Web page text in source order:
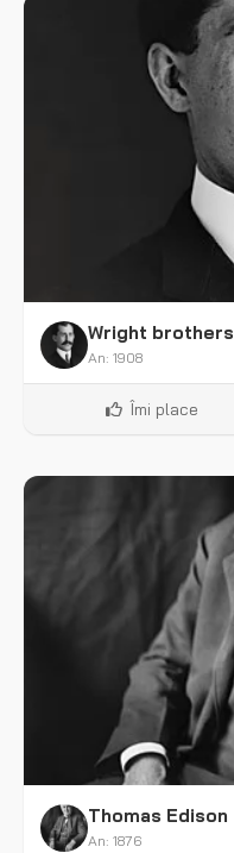
Wright brothers
An: 1908
Îmi place
Thomas Edison
An: 1876